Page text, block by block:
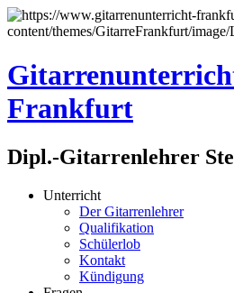
Frankfurt
Dipl.-Gitarrenlehrer
Unterricht
Der Gitarrenlehrer
Qualifikation
Schülerlob
Kontakt
Kündigung